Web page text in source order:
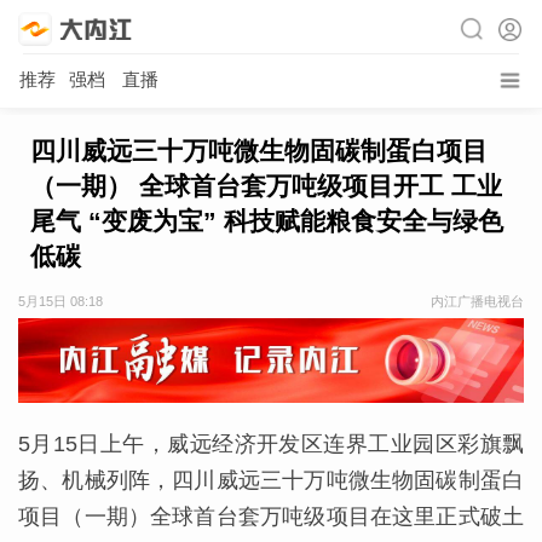
推荐 强档 直播
四川威远三十万吨微生物固碳制蛋白项目
（一期） 全球首台套万吨级项目开工 工业
尾气 “变废为宝” 科技赋能粮食安全与绿色
低碳
内江广播电视台
5月15日 08:18
5月15日上午，威远经济开发区连界工业园区彩旗飘
扬、机械列阵，四川威远三十万吨微生物固碳制蛋白
项目（一期）全球首台套万吨级项目在这里正式破土